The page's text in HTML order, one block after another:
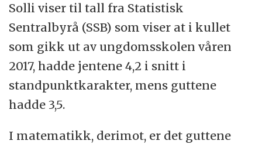
Solli viser til tall fra Statistisk
Sentralbyrå (SSB) som viser at i kullet
som gikk ut av ungdomsskolen våren
2017, hadde jentene 4,2 i snitt i
standpunktkarakter, mens guttene
hadde 3,5.
I matematikk, derimot, er det guttene